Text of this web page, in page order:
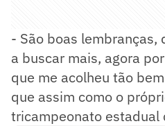
- São boas lembranças,
a buscar mais, agora
que me acolheu tão
que assim como o
tricampeonato estadual